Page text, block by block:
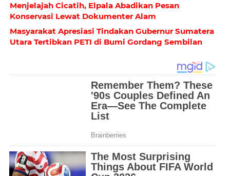
Menjelajah Cicatih, Elpala Abadikan Pesan
Konservasi Lewat Dokumenter Alam
Masyarakat Apresiasi Tindakan Gubernur Sumatera
Utara Tertibkan PETI di Bumi Gordang Sembilan